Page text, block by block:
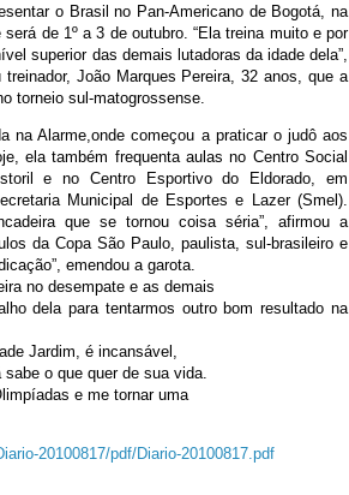
o Brasil no Pan-Americano de Bogotá, na
será de 1º a 3 de outubro. “Ela treina muito e por
superior das demais lutadoras da idade dela”,
treinador, João Marques Pereira, 32 anos, que a
torneio sul-matogrossense.
na Alarme,onde começou a praticar o judô aos
ela também frequenta aulas no Centro Social
e no Centro Esportivo do Eldorado, em
Municipal de Esportes e Lazer (Smel).
que se tornou coisa séria”, afirmou a
da Copa São Paulo, paulista, sul-brasileiro e
emendou a garota.
no desempate e as demais
dela para tentarmos outro bom resultado na
Jardim, é incansável,
o que quer de sua vida.
e me tornar uma
20100817/pdf/Diario-20100817.pdf